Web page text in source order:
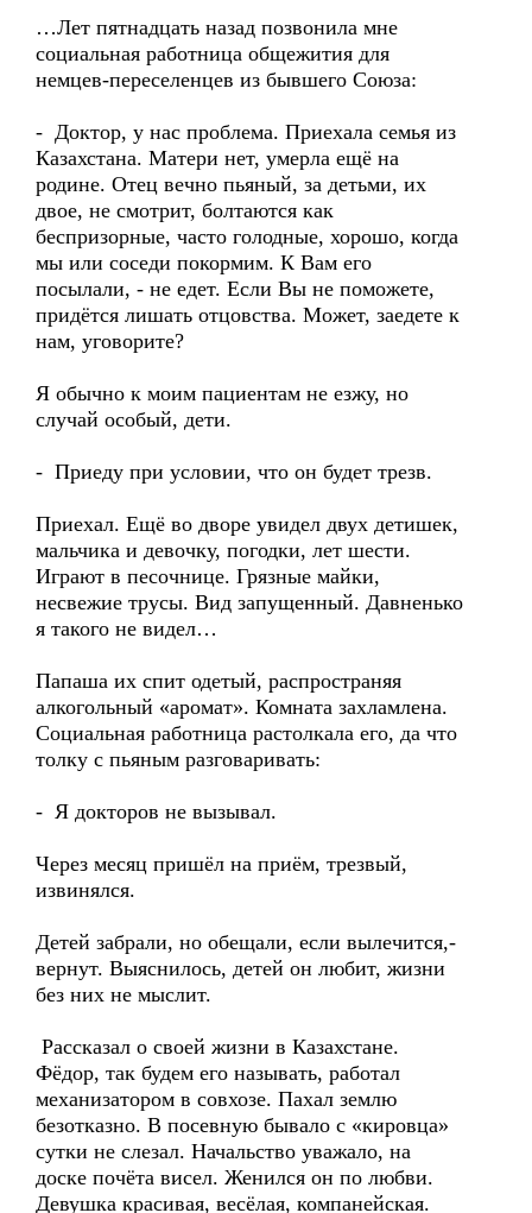
…Лет пятнадцать назад позвонила мне
социальная работница общежития для
немцев-переселенцев из бывшего Союза:
- Доктор, у нас проблема. Приехала семья из
Казахстана. Матери нет, умерла ещё на
родине. Отец вечно пьяный, за детьми, их
двое, не смотрит, болтаются как
беспризорные, часто голодные, хорошо, когда
мы или соседи покормим. К Вам его
посылали, - не едет. Если Вы не поможете,
придётся лишать отцовства. Может, заедете к
нам, уговорите?
Я обычно к моим пациентам не езжу, но
случай особый, дети.
- Приеду при условии, что он будет трезв.
Приехал. Ещё во дворе увидел двух детишек,
мальчика и девочку, погодки, лет шести.
Играют в песочнице. Грязные майки,
несвежие трусы. Вид запущенный. Давненько
я такого не видел…
Папаша их спит одетый, распространяя
алкогольный «аромат». Комната захламлена.
Социальная работница растолкала его, да что
толку с пьяным разговаривать:
- Я докторов не вызывал.
Через месяц пришёл на приём, трезвый,
извинялся.
Детей забрали, но обещали, если вылечится,-
вернут. Выяснилось, детей он любит, жизни
без них не мыслит.
Рассказал о своей жизни в Казахстане.
Фёдор, так будем его называть, работал
механизатором в совхозе. Пахал землю
безотказно. В посевную бывало с «кировца»
сутки не слезал. Начальство уважало, на
доске почёта висел. Женился он по любви.
Девушка красивая, весёлая, компанейская.